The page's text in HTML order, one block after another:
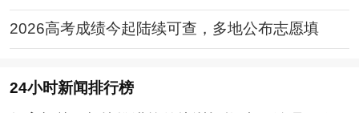
2026高考成绩今起陆续可查，多地公布志愿填
24小时新闻排行榜